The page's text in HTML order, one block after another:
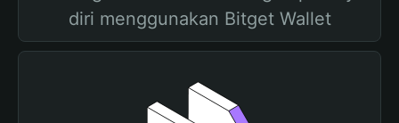
diri menggunakan Bitget Wallet